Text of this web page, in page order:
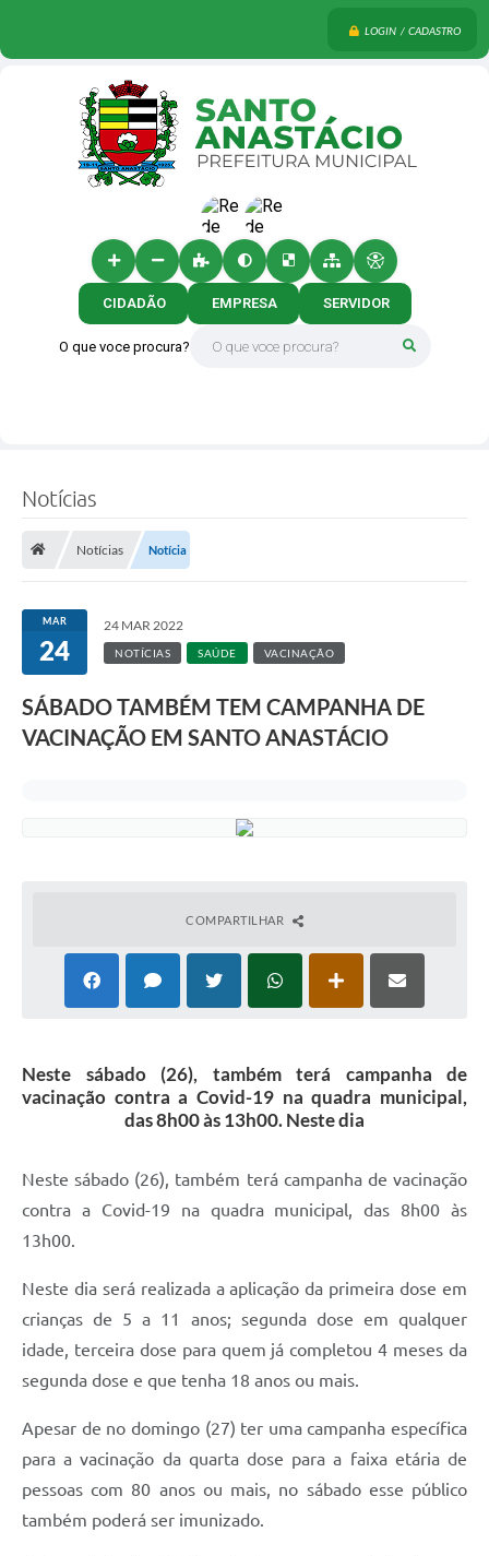
LOGIN / CADASTRO
O que voce procura?
CIDADÃO EMPRESA SERVIDOR
Notícias
Notícias Notícia
MAR
24
24 MAR 2022
NOTÍCIAS SAÚDE VACINAÇÃO
SÁBADO TAMBÉM TEM CAMPANHA DE
VACINAÇÃO EM SANTO ANASTÁCIO
COMPARTILHAR
Neste sábado (26), também terá campanha de
vacinação contra a Covid-19 na quadra municipal,
das 8h00 às 13h00. Neste dia
Neste sábado (26), também terá campanha de vacinação
contra a Covid-19 na quadra municipal, das 8h00 às
13h00.
Neste dia será realizada a aplicação da primeira dose em
crianças de 5 a 11 anos; segunda dose em qualquer
idade, terceira dose para quem já completou 4 meses da
segunda dose e que tenha 18 anos ou mais.
Apesar de no domingo (27) ter uma campanha específica
para a vacinação da quarta dose para a faixa etária de
pessoas com 80 anos ou mais, no sábado esse público
também poderá ser imunizado.